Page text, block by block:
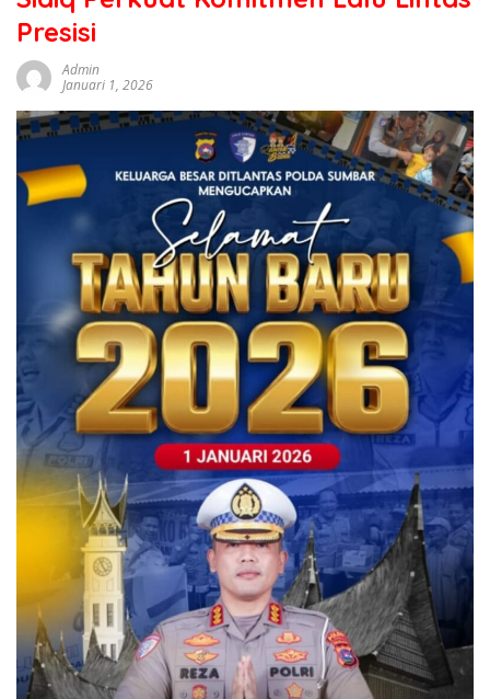
sumbar
tv
Presisi
Admin
Januari 1, 2026